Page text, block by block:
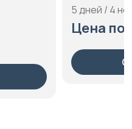
5 дней / 4
Цена по